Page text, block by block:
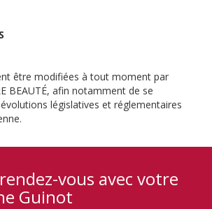
être modifiées à tout moment par
BEAUTÉ, afin notamment de se
législatives et réglementaires
vous avec votre
Guinot